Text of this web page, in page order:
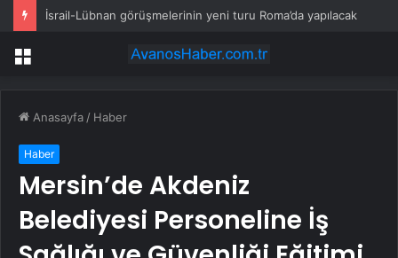
İsrail-Lübnan görüşmelerinin yeni turu Roma’da yapılacak
Menü
Anasayfa / Haber
Haber
Mersin’de Akdeniz
Belediyesi Personeline İş